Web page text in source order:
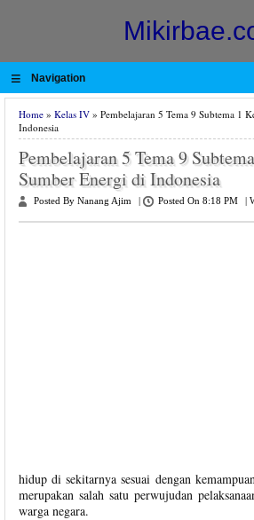
≡ Navigation
Home » Kelas IV » Pembelajaran 5 Tema 9 Subtema 1
Indonesia
Pembelajaran 5 Tema 9
Sumber Energi di Indonesia
Posted By Nanang Ajim Posted On 8:18 PM
hidup di sekitarnya sesuai dengan
merupakan salah satu perwujudan
warga negara.